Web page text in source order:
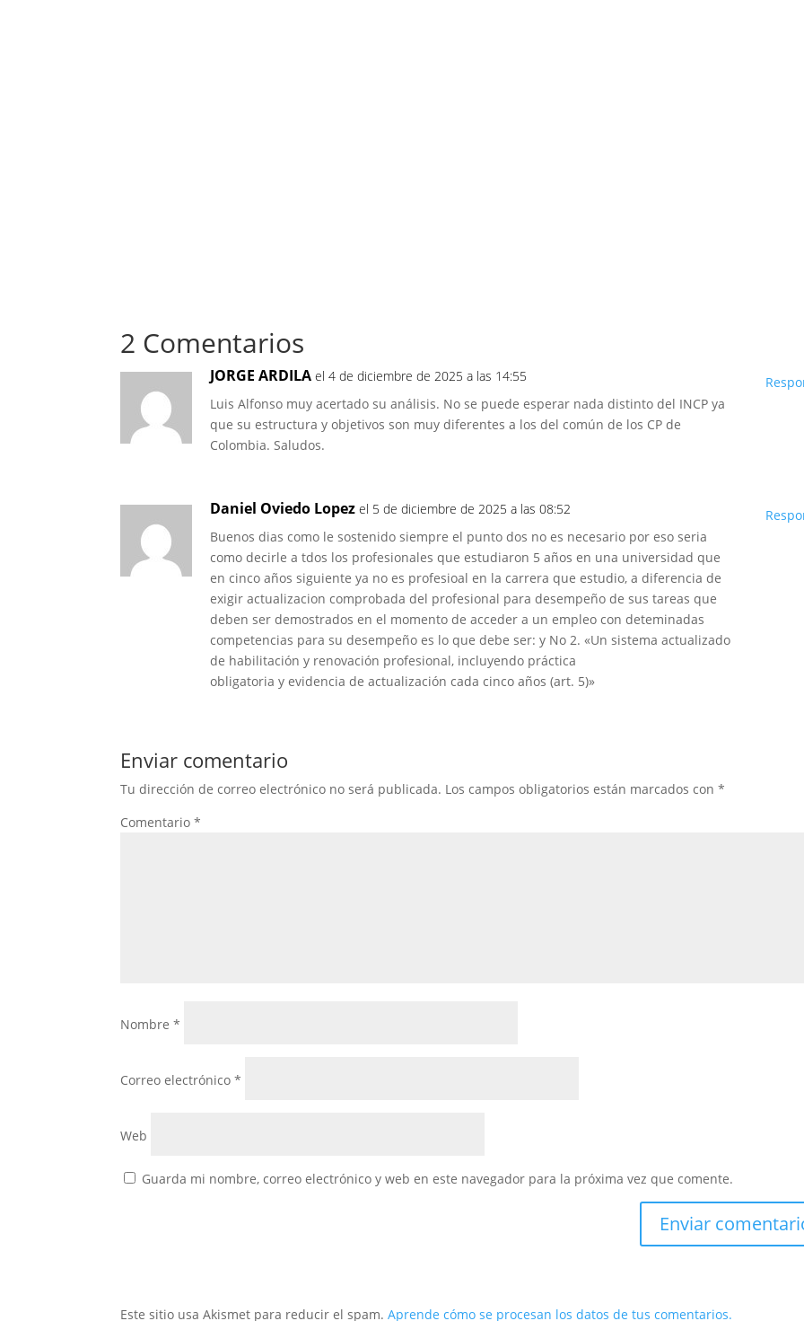
2 Comentarios
JORGE ARDILA el 4 de diciembre de 2025 a las 14:55
Luis Alfonso muy acertado su análisis. No se puede esperar nada distinto del INCP ya
que su estructura y objetivos son muy diferentes a los del común de los CP de
Colombia. Saludos.
Daniel Oviedo Lopez el 5 de diciembre de 2025 a las 08:52
Buenos dias como le sostenido siempre el punto dos no es necesario por eso seria
como decirle a tdos los profesionales que estudiaron 5 años en una universidad que
en cinco años siguiente ya no es profesioal en la carrera que estudio, a diferencia de
exigir actualizacion comprobada del profesional para desempeño de sus tareas que
deben ser demostrados en el momento de acceder a un empleo con deteminadas
competencias para su desempeño es lo que debe ser: y No 2. «Un sistema actualizado
de habilitación y renovación profesional, incluyendo práctica
obligatoria y evidencia de actualización cada cinco años (art. 5)»
Enviar comentario
Tu dirección de correo electrónico no será publicada. Los campos obligatorios están marcados con*
Comentario*
Nombre*
Correo electrónico*
Web
Guarda mi nombre, correo electrónico y web en este navegador para la próxima vez que comente.
Este sitio usa Akismet para reducir el spam.Aprende cómo se procesan los datos de tus comentarios.